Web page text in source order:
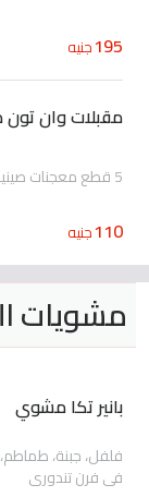
195جنيه
مقبلات وان تون
5 قطع معجنات صينية محشوة بالدجاج
110جنيه
مشويات
بانير تكا مشوي
فلفل، جبنة،
في فرن تندوري